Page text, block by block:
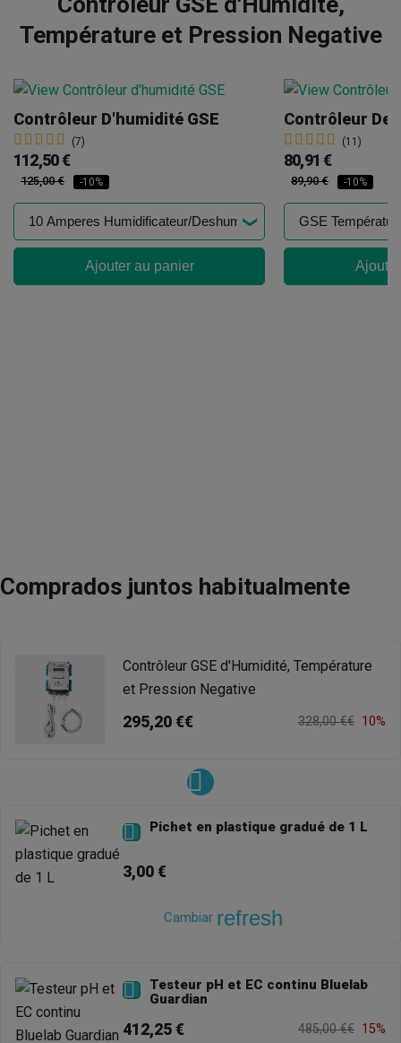
Température et Pression Negative
Contrôleur D'humidité GSE
(7)
112,50 €
125,00 € -10%
Ajouter au panier
Contrôleur De
(11)
80,91 €
89,90 € -10%
Comprados juntos habitualmente
Contrôleur GSE d'Humidité, Température
et Pression Negative
295,20 €€ 328,00 €€ 10%
 Pichet en plastique gradué de 1 L
3,00 €
Cambiar refresh

Testeur pH et EC continu Bluelab
Guardian
412,25 € 485,00 €€ 15%